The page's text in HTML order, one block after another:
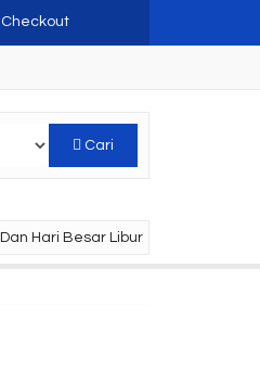
Checkout
Cari
Hari Besar Libur